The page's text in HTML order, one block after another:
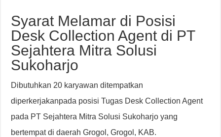
Syarat Melamar di Posisi
Desk Collection Agent di PT
Sejahtera Mitra Solusi
Sukoharjo
Dibutuhkan 20 karyawan ditempatkan
diperkerjakanpada posisi Tugas Desk Collection Agent
pada PT Sejahtera Mitra Solusi Sukoharjo yang
bertempat di daerah Grogol, Grogol, KAB.